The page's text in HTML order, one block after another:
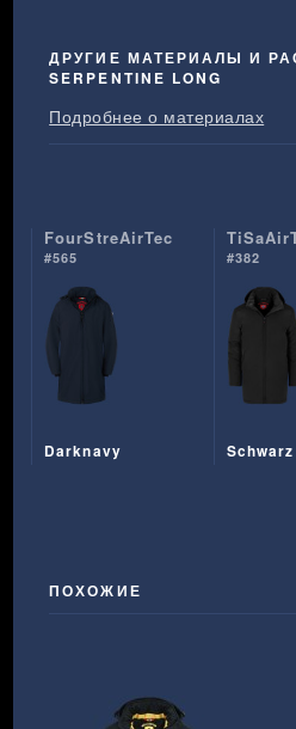
ДРУГИЕ МАТЕРИАЛЫ И
SERPENTINE LONG
Подробнее о материалах
FourStreAirTec
#565
Darknavy
#382
Schwarz
ПОХОЖИЕ